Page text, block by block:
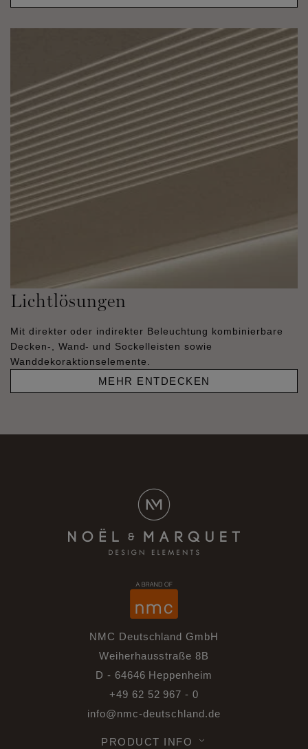
Lichtlösungen
Mit direkter oder indirekter Beleuchtung kombinierbare
Decken-, Wand- und Sockelleisten sowie
Wanddekoraktionselemente.
MEHR ENTDECKEN
NMC Deutschland GmbH
Weiherhausstraße 8B
D - 64646 Heppenheim
+49 62 52 967 - 0
info@nmc-deutschland.de
PRODUCT INFO